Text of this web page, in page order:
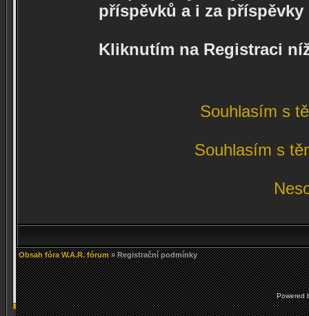
příspěvků a i za
Kliknutím na Registraci
Souhlasím s
Souhlasím s
Obsah fóra W.A.R. fórum» Registrační podmínky
Powered